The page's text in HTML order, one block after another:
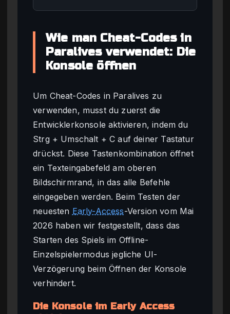
Wie man Cheat-Codes in
Paralives verwendet: Die
Konsole öffnen
Um Cheat-Codes in Paralives zu
verwenden, musst du zuerst die
Entwicklerkonsole aktivieren, indem du
Strg + Umschalt + C auf deiner Tastatur
drückst. Diese Tastenkombination öffnet
ein Texteingabefeld am oberen
Bildschirmrand, in das alle Befehle
eingegeben werden. Beim Testen der
neuesten Early-Access-Version vom Mai
2026 haben wir festgestellt, dass das
Starten des Spiels im Offline-
Einzelspielermodus jegliche UI-
Verzögerung beim Öffnen der Konsole
verhindert.
Die Konsole im Early Access